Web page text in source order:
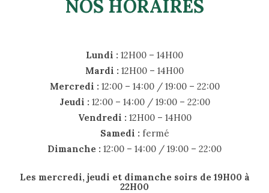
NOS HORAIRES
Lundi : 12H00 – 14H00
Mardi : 12H00 – 14H00
Mercredi : 12:00 – 14:00 / 19:00 – 22:00
Jeudi : 12:00 – 14:00 / 19:00 – 22:00
Vendredi : 12H00 – 14H00
Samedi : fermé
Dimanche : 12:00 – 14:00 / 19:00 – 22:00
Les mercredi, jeudi et dimanche soirs de 19H00 à
22H00